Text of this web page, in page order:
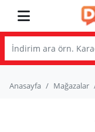
Anasayfa Mağazalar